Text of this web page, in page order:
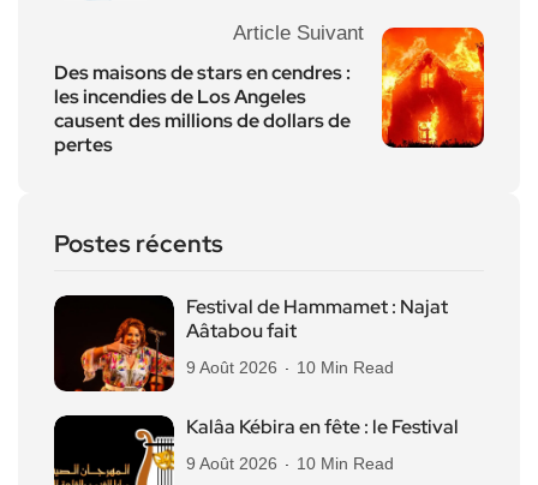
Article Suivant
Des maisons de stars en cendres :
les incendies de Los Angeles
causent des millions de dollars de
pertes
Postes récents
Festival de Hammamet : Najat
Aâtabou fait
9 Août 2026 10 Min Read
Kalâa Kébira en fête : le Festival
9 Août 2026 10 Min Read